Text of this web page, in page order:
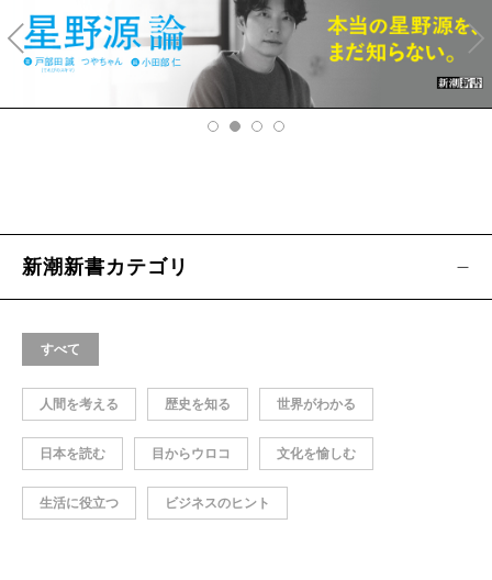
v
Ne
xt
新潮新書カテゴリ
すべて
人間を考える 歴史を知る 世界がわかる
日本を読む 目からウロコ 文化を愉しむ
生活に役立つ ビジネスのヒント